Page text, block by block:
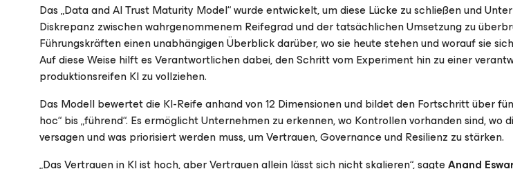
Das „Data and AI Trust Maturity Model“ wurde entwickelt, um diese Lücke zu schließen und
Diskrepanz zwischen wahrgenommenem Reifegrad und der tatsächlichen Umsetzung zu
Führungskräften einen unabhängigen Überblick darüber, wo sie heute stehen und worauf sie
Auf diese Weise hilft es Verantwortlichen dabei, den Schritt vom Experiment hin zu einer
produktionsreifen KI zu vollziehen.
Das Modell bewertet die KI-Reife anhand von 12 Dimensionen und bildet den Fortschritt über
hoc“ bis „führend“. Es ermöglicht Unternehmen zu erkennen, wo Kontrollen vorhanden sind, wo
versagen und was priorisiert werden muss, um Vertrauen, Governance und Resilienz zu stärken.
„Das Vertrauen in KI ist hoch, aber Vertrauen allein lässt sich nicht skalieren“, sagteAnand